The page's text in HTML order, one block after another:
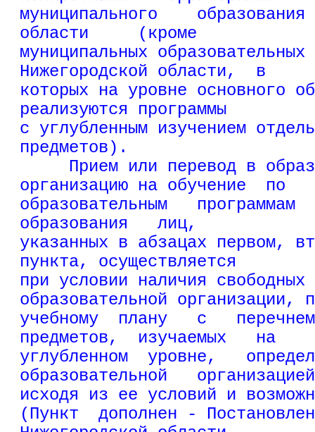
муниципального
области     (кроме
муниципальных образовательных
Нижегородской области,  в
которых на уровне основного
реализуются программы
с углубленным изучением
предметов).
Прием или перевод в
организацию на обучение  по
образовательным
образования   лиц,
указанных в абзацах первом,
пункта, осуществляется
при условии наличия
образовательной организации,
учебному  плану   с
предметов,  изучаемых   на
углубленном  уровне,
образовательной
исходя из ее условий и
(Пункт  дополнен -